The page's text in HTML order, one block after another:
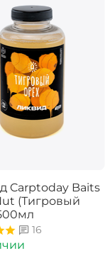
Carptoday Baits
(Тигровый
16